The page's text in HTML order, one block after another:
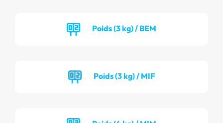
Poids (3 kg) / BEM
Poids (3 kg) / MIF